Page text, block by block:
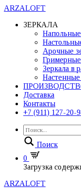
ARZALOFT
ЗЕРКАЛА
Напольные
Арочные
Гримерные
Зеркала в
Настенные
Доставка
Контакты
+7 (911) 127-20-
Поиск
0
Загрузка
ARZALOFT